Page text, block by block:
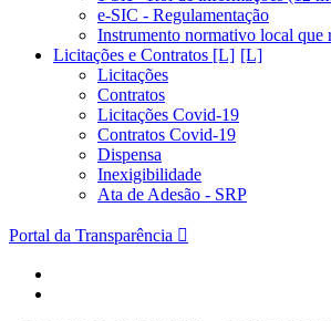
e-SIC - Regulamentação
Instrumento normativo local que
Licitações e Contratos [L]
Licitações
Contratos
Licitações Covid-19
Contratos Covid-19
Dispensa
Inexigibilidade
Ata de Adesão - SRP
Portal da Transparência